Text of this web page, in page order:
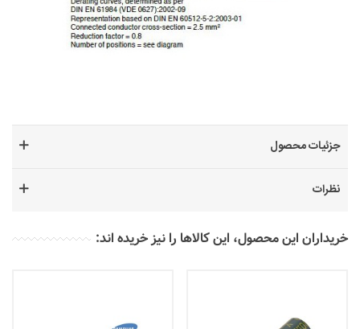
جزئیات محصول
نظرات
خریداران این محصول، این کالاها را نیز خریده اند: